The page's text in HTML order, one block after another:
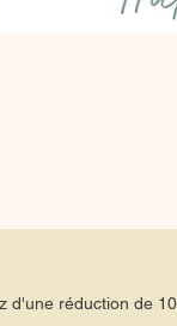
d'une réduction de